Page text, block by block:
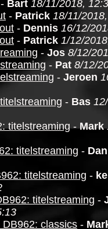
- Bart 18/11/2018,
- Patrick 18/11/
- Dennis 16/12/
- Patrick 1/12/
- Jos 8/12/
- Pat 8/12/
- Jeroen
- Bas
titelstreaming-Mark
titelstreaming -
titelstreaming -
titelstreaming -
DB962: classics -